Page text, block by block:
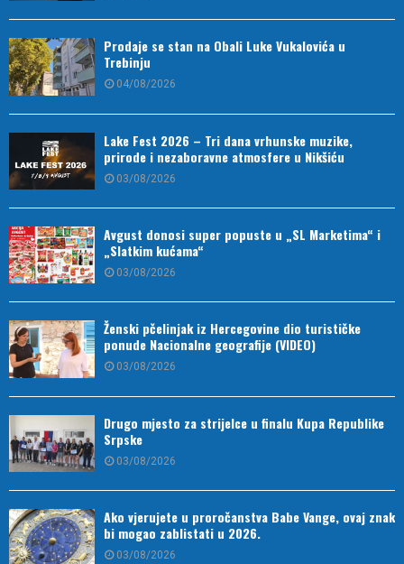
Prodaje se stan na Obali Luke Vukalovića u
Trebinju
04/08/2026
Lake Fest 2026 – Tri dana vrhunske muzike,
prirode i nezaboravne atmosfere u Nikšiću
03/08/2026
Avgust donosi super popuste u „SL Marketima“ i
„Slatkim kućama“
03/08/2026
Ženski pčelinjak iz Hercegovine dio turističke
ponude Nacionalne geografije (VIDEO)
03/08/2026
Drugo mjesto za strijelce u finalu Kupa Republike
Srpske
03/08/2026
Ako vjerujete u proročanstva Babe Vange, ovaj znak
bi mogao zablistati u 2026.
03/08/2026